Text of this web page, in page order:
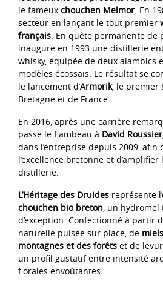
le fameux chouchen Melmor. En
secteur en lançant le tout premier
français. En quête permanente de
inaugure en 1993 une distillerie
whisky, équipée de deux alambics
modèles écossais. Le résultat se
le lancement d’Armorik, le premier
Bretagne et de France.
En 2016, après une carrière
passe le flambeau à David Roussier
dans l’entreprise depuis 2009, afin
l’excellence bretonne et
distillerie.
L’Héritage des Druides représente
chouchen bio breton, un
d’exception. Confectionné à partir
naturelle puisée sur place, de
montagnes et des forêts et de
un profil gustatif entre intensité
florales envoûtantes.